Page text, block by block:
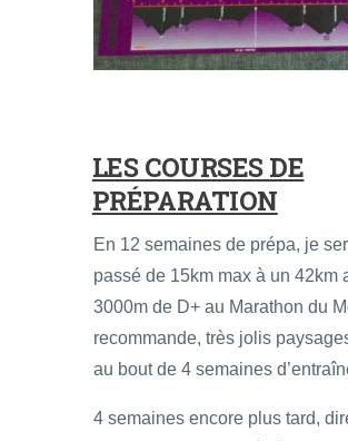
LES COURSES DE
PRÉPARATION
En 12 semaines de prépa, je
passé de 15km max à un 42km
3000m de D+ au Marathon du
recommande, très jolis
au bout de 4 semaines
4 semaines encore plus tard,